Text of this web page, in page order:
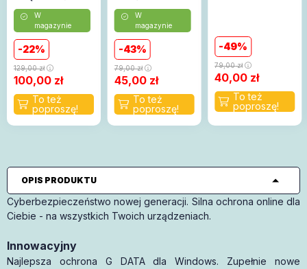
W
magazynie
22
129,00zł
100,00 zł
(Aktywacja
online)
W
magazynie
43
79,00zł
45,00zł
49
79,00zł
40,00 zł
OPIS PRODUKTU
Cyberbezpieczeństwo nowej generacji. Silna ochrona online dla
Ciebie - na wszystkich Twoich urządzeniach.
Innowacyjny
Najlepsza ochrona G DATA dla Windows. Zupełnie nowe